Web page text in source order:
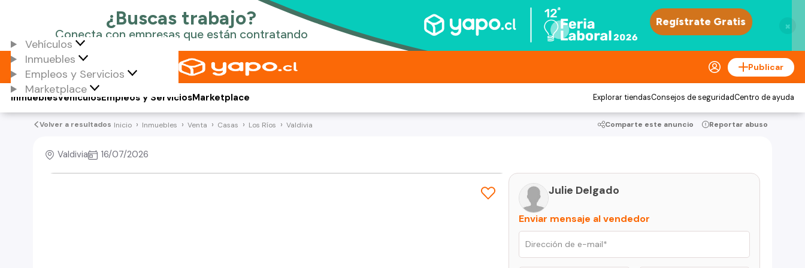
×
Vehículos
Inmuebles
Empleos y Servicios
Marketplace
Publicar
Vehículos
Inmuebles Empleos y ServiciosMarketplace Explorar tiendasConsejos de seguridadCentro de ayuda
Volver a resultados Inicio Inmuebles Venta Casas Los Ríos Valdivia Comparte este anuncio Reportar abuso
Valdivia 16/07/2026
Julie Delgado
Enviar mensaje al vendedor